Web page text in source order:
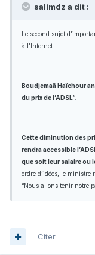
salimdz a dit :
Le second sujet
à l’Internet.
Boudjemaâ Haïchour
du prix de l’ADSL”.
Cette diminution des
rendra accessible
que soit leur salaire ou
ordre d’idées, le ministre
“Nous allons tenir notre
Citer